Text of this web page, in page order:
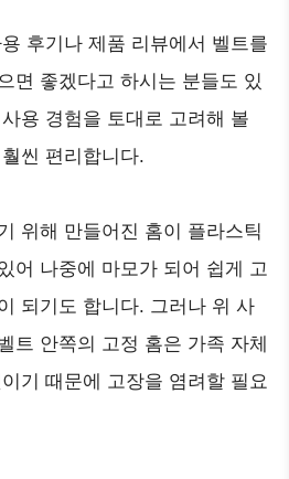
후기나 제품 리뷰에서 벨트를
면 좋겠다고 하시는 분들도 있
용 경험을 토대로 고려해 볼
씬 편리합니다.
위해 만들어진 홈이 플라스틱
어 나중에 마모가 되어 쉽게 고
되기도 합니다. 그러나 위 사
트 안쪽의 고정 홈은 가족 자체
기 때문에 고장을 염려할 필요